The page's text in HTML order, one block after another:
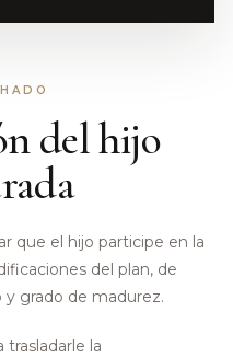
del hijo
que el hijo participe en la
del plan, de
y grado de madurez.
trasladarle la